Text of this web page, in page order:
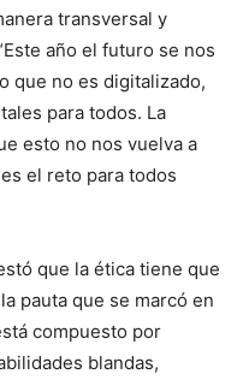
transversal y
año el futuro se nos
que no es digitalizado,
para todos. La
esto no nos vuelva a
el reto para todos
que la ética tiene que
pauta que se marcó en
compuesto por
blandas,